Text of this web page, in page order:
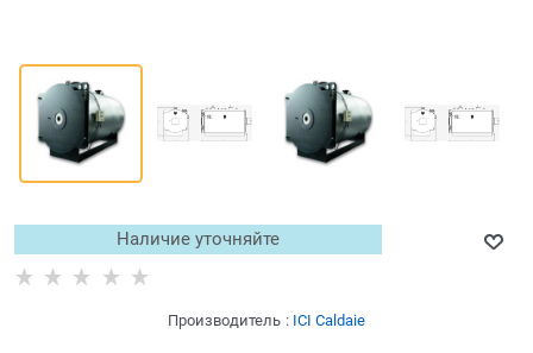
Наличие уточняйте
Производитель : ICI Caldaie